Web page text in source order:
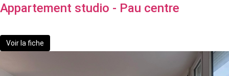
Appartement studio - Pau centre
Voir la fiche